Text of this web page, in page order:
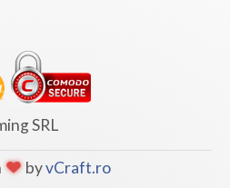
SRL
byvCraft.ro